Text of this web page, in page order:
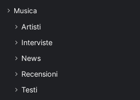
Musica
Artisti
Interviste
News
Recensioni
Testi